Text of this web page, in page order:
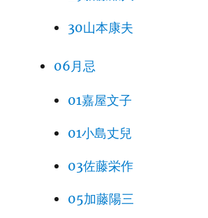
30山本康夫
06月忌
01嘉屋文子
01小島丈兒
03佐藤栄作
05加藤陽三